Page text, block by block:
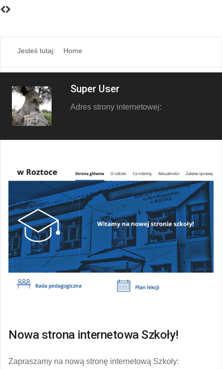
Jesteś tutaj: Home
Super User
Adres strony internetowej:
Nowa strona internetowa Szkoły!
Zapraszamy na nową stronę internetową Szkoły: